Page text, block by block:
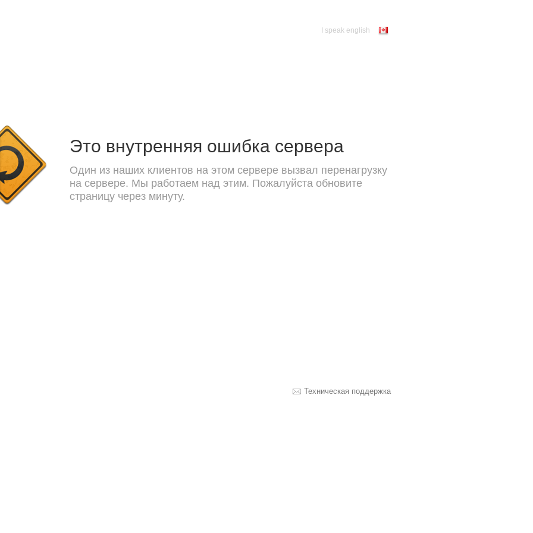
I speak english
Это внутренняя ошибка сервера
Один из наших клиентов на этом сервере вызвал перенагрузку
на сервере. Мы работаем над этим. Пожалуйста обновите
страницу через минуту.
Техническая поддержка